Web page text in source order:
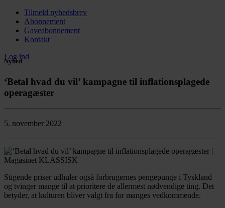
Tilmeld nyhedsbrev
Abonnement
Gaveabonnement
Kontakt
Log ind
Nyhed
‘Betal hvad du vil’ kampagne til inflationsplagede
operagæster
5. november 2022
Stigende priser udhuler også forbrugernes pengepunge i Tyskland
og tvinger mange til at prioritere de allermest nødvendige ting. Det
betyder, at kulturen bliver valgt fra for manges vedkommende.